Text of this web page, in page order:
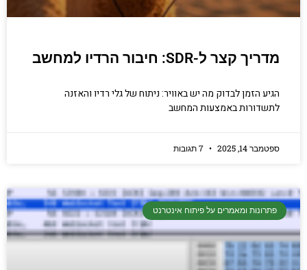
מיקרו פייתון עם קצת ChatGPT בקלות ובכיף
לחצו כאן
מדריך קצר ל-SDR: חיבור הרדיו למחשב
הגיע הזמן לבדוק מה יש באוויר: ניתוח של גלי רדיו והאזנה
לתשדורות באמצעות המחשב
ספטמבר 14, 2025
פתרונות ומאמרים על פיתוח אינטרנט